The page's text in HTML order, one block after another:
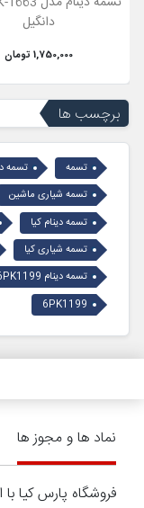
دانگیل
1,750,000 تومان
برچسب ها
تسمه تسمه
تسمه شیاری ماشین
تسمه دینام کیا
تسمه شیاری کیا
تسمه دینام 6PK1199
6PK1199
نماد ها و مجوز ها
فروشگاه پارس کیا